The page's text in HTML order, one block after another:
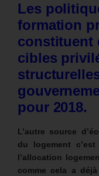
Les
formation
constituent
cibles
pour 2018.
L’autre source
du logement
l’allocation
comme cela a